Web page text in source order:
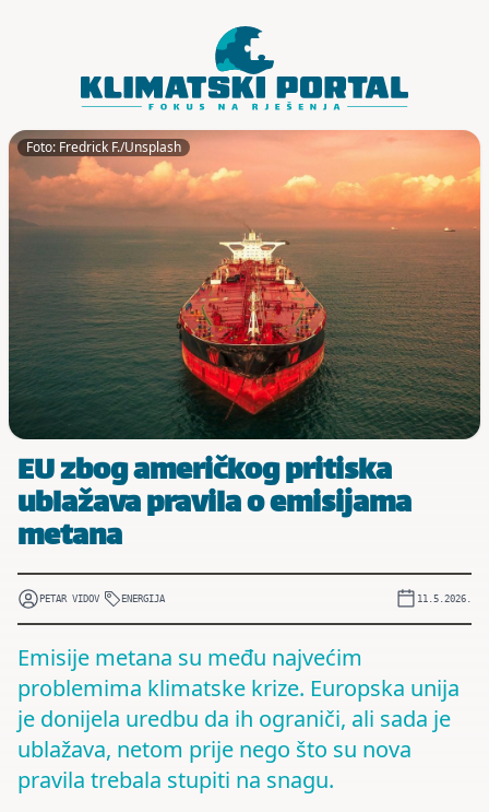
Foto: Fredrick F./Unsplash
EU zbog američkog pritiska
ublažava pravila o emisijama
metana
PETAR VIDOV ENERGIJA 11.5.2026.
Emisije metana su među najvećim
problemima klimatske krize. Europska unija
je donijela uredbu da ih ograniči, ali sada je
ublažava, netom prije nego što su nova
pravila trebala stupiti na snagu.